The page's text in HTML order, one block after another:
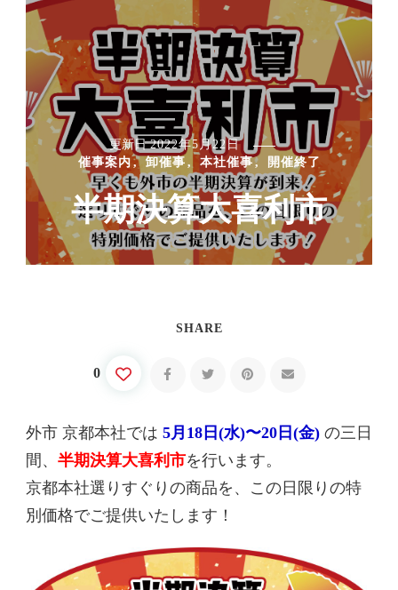
更新日2022年5月22日
催事案内
卸催事 本社催事 開催終了
半期決算大喜利市
SHARE
0
外市 京都本社では 5月18日(水)〜20日(金) の三日
間、 半期決算大喜利市を行います。
京都本社選りすぐりの商品を、この日限りの特
別価格でご提供いたします！